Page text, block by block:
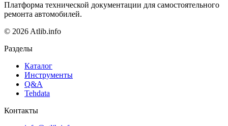
Платформа технической документации для самостоятельного
ремонта автомобилей.
© 2026 Atlib.info
Разделы
Каталог
Инструменты
Q&A
Tehdata
Контакты